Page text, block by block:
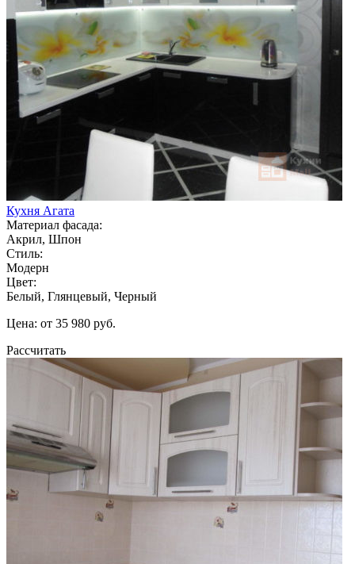
Кухня Агата
Материал фасада:
Акрил, Шпон
Стиль:
Модерн
Цвет:
Белый, Глянцевый, Черный
Цена: от 35 980 руб.
Рассчитать